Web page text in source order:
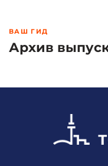
ВАШ ГИД
Архив